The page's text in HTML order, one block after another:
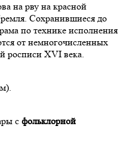
на рву на красной
Сохранившиеся до
по технике исполнения
от немногочисленных
росписи XVI века.
с фольклорной